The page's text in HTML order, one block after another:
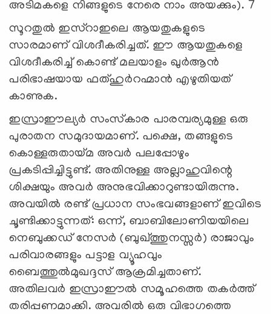
അടിമകളെ നിങ്ങളുടെ നേരെ നാം അയക്കും). 7
സൂറതുല്‍ ഇസ്റാഇലെ ആയതുകളുടെ
സാരമാണ് വിശദീകരിച്ചത്. ഈ ആയതുകളെ
വിശദീകരിച്ച് കൊണ്ട് മലയാളം ഖുര്‍ആന്‍
പരിഭാഷയായ ഫത്ഹുര്‍റഹ്മാന്‍ എഴുതിയത്
കാണുക.
ഇസ്രാഈല്യര്‍ സംസ്‌കാര പാരമ്പര്യമുള്ള ഒരു
പുരാതന സമുദായമാണ്. പക്ഷെ, തങ്ങളുടെ
കൊള്ളരുതായ്മ അവര്‍ പലപ്പോഴും
പ്രകടിപ്പിച്ചിട്ടുണ്ട്. അതിനുള്ള അല്ലാഹുവിന്റെ
ശിക്ഷയും അവര്‍ അനുഭവിക്കാറുണ്ടായിരുന്നു.
അവയില്‍ രണ്ട് പ്രധാന സംഭവങ്ങളാണ് ഇവിടെ
ചൂണ്ടിക്കാട്ടുന്നത്: ഒന്ന്, ബാബിലോണിയയിലെ
നെബുക്കഡ് നേസര്‍ (ബുഖ്ത്തുനസ്സര്‍) രാജാവും
പരിവാരങ്ങളും പട്ടാള വ്യൂഹവും
ബൈത്തുല്‍മുഖദ്ദസ് ആക്രമിച്ചതാണ്.
അതിലവര്‍ ഇസ്രാഈല്‍ സമൂഹത്തെ തകര്‍ത്ത്
തരിപ്പണമാക്കി. അവരില്‍ ഒരു വിഭാഗത്തെ